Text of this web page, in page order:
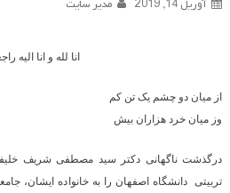
آوریل 14, 2019 مدیر سایت
انا لله و انا الیه
از میان دو چشم یک تن کم
وز میان خرد هزاران بیش
درگذشت ناگهانی دکتر سید مصطفی شریف
تربیتی دانشگاه اصفهان را به خانواده ایشان،